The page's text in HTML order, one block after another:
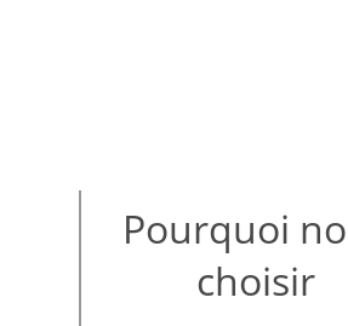
Pourquoi
choisir